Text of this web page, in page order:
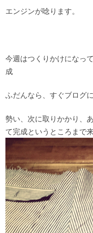
エンジンが唸ります。
今週はつくりかけになっ
成
ふだんなら、すぐブログ
勢い、次に取りかかり、
て完成というところまで来